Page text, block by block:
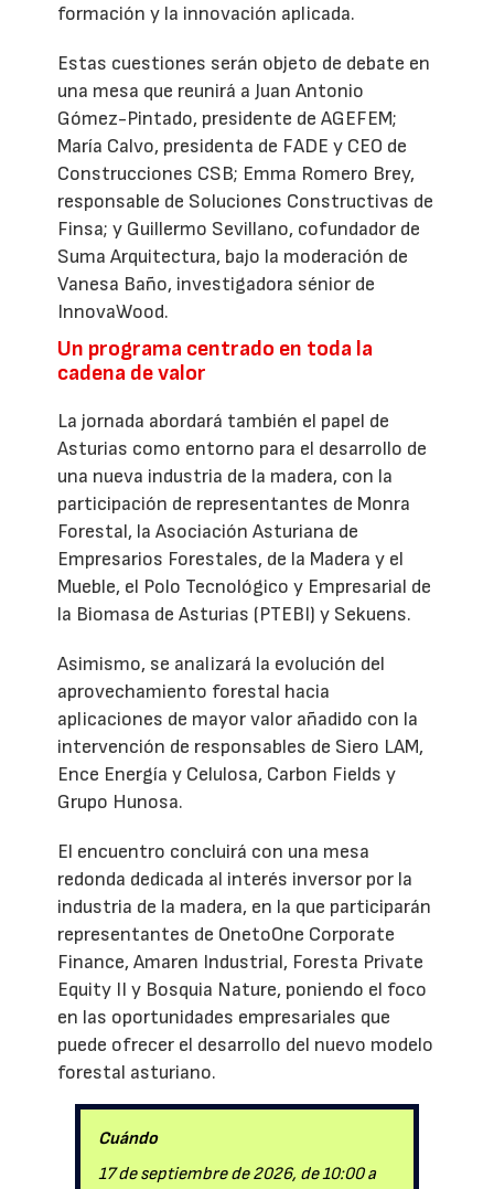
formación y la innovación aplicada.
Estas cuestiones serán objeto de debate en
una mesa que reunirá a Juan Antonio
Gómez-Pintado, presidente de AGEFEM;
María Calvo, presidenta de FADE y CEO de
Construcciones CSB; Emma Romero Brey,
responsable de Soluciones Constructivas de
Finsa; y Guillermo Sevillano, cofundador de
Suma Arquitectura, bajo la moderación de
Vanesa Baño, investigadora sénior de
InnovaWood.
Un programa centrado en toda la
cadena de valor
La jornada abordará también el papel de
Asturias como entorno para el desarrollo de
una nueva industria de la madera, con la
participación de representantes de Monra
Forestal, la Asociación Asturiana de
Empresarios Forestales, de la Madera y el
Mueble, el Polo Tecnológico y Empresarial de
la Biomasa de Asturias (PTEBI) y Sekuens.
Asimismo, se analizará la evolución del
aprovechamiento forestal hacia
aplicaciones de mayor valor añadido con la
intervención de responsables de Siero LAM,
Ence Energía y Celulosa, Carbon Fields y
Grupo Hunosa.
El encuentro concluirá con una mesa
redonda dedicada al interés inversor por la
industria de la madera, en la que participarán
representantes de OnetoOne Corporate
Finance, Amaren Industrial, Foresta Private
Equity II y Bosquia Nature, poniendo el foco
en las oportunidades empresariales que
puede ofrecer el desarrollo del nuevo modelo
forestal asturiano.
Cuándo
17 de septiembre de 2026, de 10:00 a